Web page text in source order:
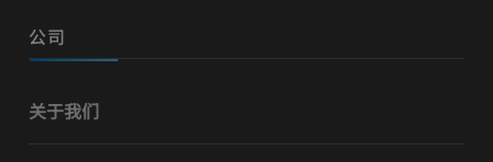
公司
关于我们